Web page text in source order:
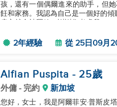
孩，還有一個偶爾進來的助手，但
飪和家務。我認為自己是一個好的
2年經驗 從 25日09月
Alfian Puspita - 25歲
外傭 - 完約 新加坡
您好，女士，我是阿爾菲安·普斯皮